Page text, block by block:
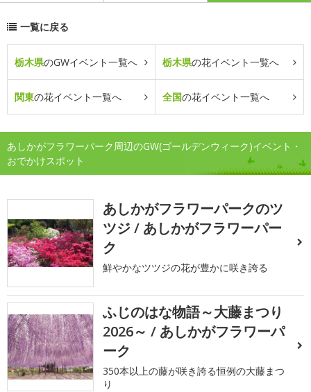
一覧に戻る
栃木県のGWイベント一覧へ 栃木県の花イベント一覧へ
関東の花イベント一覧へ 全国の花イベント一覧へ
あしかがフラワーパーク周辺のGW(ゴールデンウィーク)イベント・
おでかけスポット
あしかがフラワーパークのツ
ツジ / あしかがフラワーパー
ク
鮮やかなツツジの花が豊かに咲き誇る
ふじのはな物語～大藤まつり
2026～ / あしかがフラワーパ
ーク
350本以上の藤が咲き誇る恒例の大藤まつ
り